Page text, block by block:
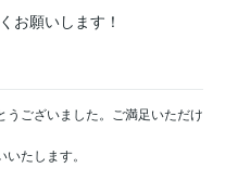
お願いします！
うございました。ご満足いただけ
たします。